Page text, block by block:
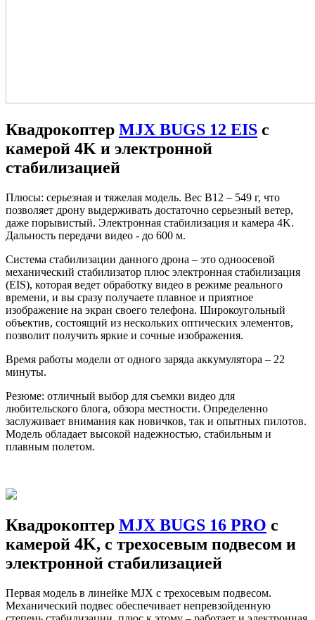
Квадрокоптер MJX BUGS 12 EIS с
камерой 4K и электронной
стабилизацией
Плюсы: серьезная и тяжелая модель. Вес B12 – 549 г, что
позволяет дрону выдерживать достаточно серьезный ветер,
даже порывистый. Электронная стабилизация и камера 4K.
Дальность передачи видео - до 600 м.
Система стабилизации данного дрона – это одноосевой
механический стабилизатор плюс электронная стабилизация
(EIS), которая ведет обработку видео в режиме реального
времени, и вы сразу получаете плавное и приятное
изображение на экран своего телефона. Широкоугольный
объектив, состоящий из нескольких оптических элементов,
позволит получить яркие и сочные изображения.
Время работы модели от одного заряда аккумулятора – 22
минуты.
Резюме: отличный выбор для съемки видео для
любительского блога, обзора местности. Определенно
заслуживает внимания как новичков, так и опытных пилотов.
Модель обладает высокой надежностью, стабильным и
плавным полетом.
Квадрокоптер MJX BUGS 16 PRO с
камерой 4K, с трехосевым подвесом и
электронной стабилизацией
Первая модель в линейке MJX с трехосевым подвесом.
Механический подвес обеспечивает непревзойденную